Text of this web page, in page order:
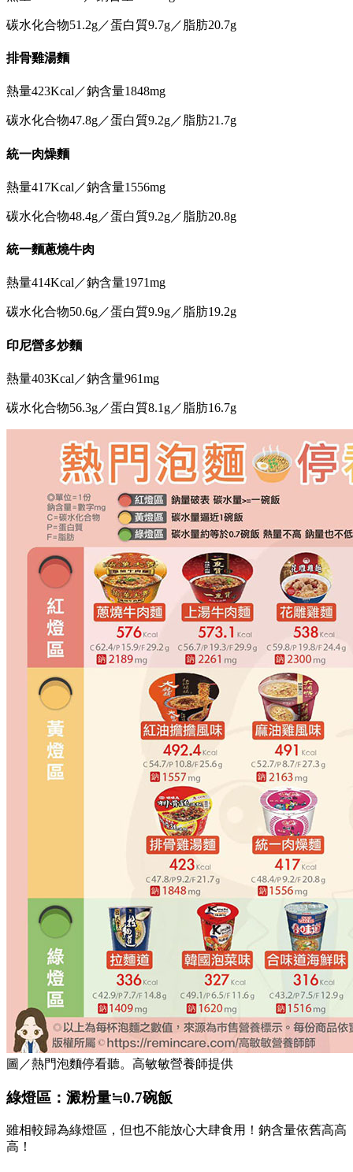
碳水化合物51.2g／蛋白質9.7g／脂肪20.7g
排骨雞湯麵
熱量423Kcal／鈉含量1848mg
碳水化合物47.8g／蛋白質9.2g／脂肪21.7g
統一肉燥麵
熱量417Kcal／鈉含量1556mg
碳水化合物48.4g／蛋白質9.2g／脂肪20.8g
統一麵蔥燒牛肉
熱量414Kcal／鈉含量1971mg
碳水化合物50.6g／蛋白質9.9g／脂肪19.2g
印尼營多炒麵
熱量403Kcal／鈉含量961mg
碳水化合物56.3g／蛋白質8.1g／脂肪16.7g
圖／熱門泡麵停看聽。高敏敏營養師提供
綠燈區：澱粉量≒0.7碗飯
雖相較歸為綠燈區，但也不能放心大肆食用！鈉含量依舊高高
高！